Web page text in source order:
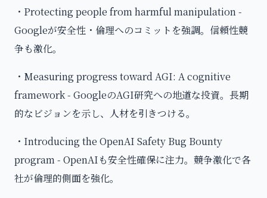
・Protecting people from harmful manipulation -
Googleが安全性・倫理へのコミットを強調。信頼性競
争も激化。
・Measuring progress toward AGI: A cognitive
framework - GoogleのAGI研究への地道な投資。長期
的なビジョンを示し、人材を引きつける。
・Introducing the OpenAI Safety Bug Bounty
program - OpenAIも安全性確保に注力。競争激化で各
社が倫理的側面を強化。